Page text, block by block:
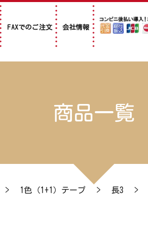
FAXでのご注文 会社情報
商品一覧
> 1色（1+1）テープ > 長3 >